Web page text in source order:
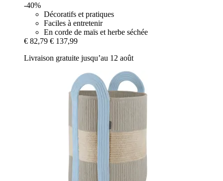
-40%
Décoratifs et pratiques
Faciles à entretenir
En corde de maïs et herbe séchée
€ 82,79 € 137,99
Livraison gratuite jusqu’au 12 août